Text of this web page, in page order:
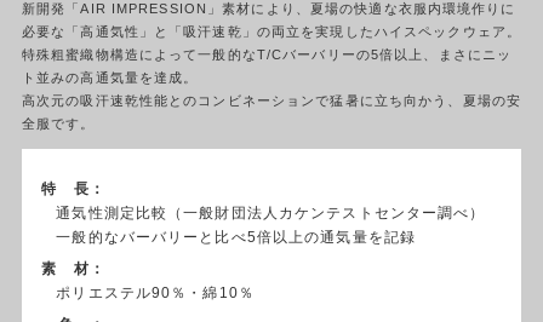
新開発「AIR IMPRESSION」素材により、夏場の快適な衣服内環境作りに
必要な「高通気性」と「吸汗速乾」の両立を実現したハイスペックウェア。
特殊粗蜜織物構造によって一般的なT/Cバーバリーの5倍以上、まさにニッ
ト並みの高通気量を達成。
高次元の吸汗速乾性能とのコンビネーションで猛暑に立ち向かう、夏場の安
全服です。
特 長：
通気性測定比較（一般財団法人カケンテストセンター調べ）
一般的なバーバリーと比べ5倍以上の通気量を記録
素 材：
ポリエステル90％・綿10％